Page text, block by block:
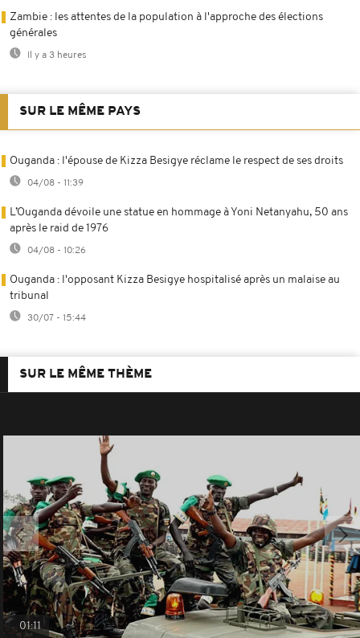
Zambie : les attentes de la population à l'approche des élections
générales
Il y a 3 heures
SUR LE MÊME PAYS
Ouganda : l'épouse de Kizza Besigye réclame le respect de ses droits
04/08 - 11:39
L’Ouganda dévoile une statue en hommage à Yoni Netanyahu, 50 ans
après le raid de 1976
04/08 - 10:26
Ouganda : l'opposant Kizza Besigye hospitalisé après un malaise au
tribunal
30/07 - 15:44
SUR LE MÊME THÈME
01:11